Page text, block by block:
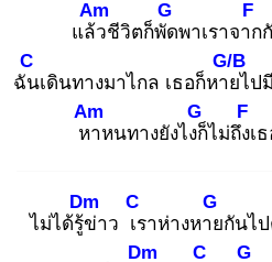
แล้ว
Am
ชีวิตก็พัด
G
พาเราจาก
F
ฉัน
C
เดินทางมาไกล เธอก็หาย
G/B
ไป
หา
Am
หนทางยังไงก็
G
ไม่ถึงเ
F
ธ
ไม่ได้รู้ข่
Dm
าว เร
C
าห่างหาย
G
กันไ
Dm
C
G